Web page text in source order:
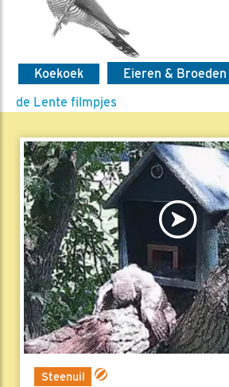
Koekoek Eieren & Broeden
de Lente filmpjes
Steenuil